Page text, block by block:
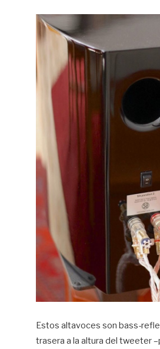
Estos altavoces son bass-
trasera a la altura del tweeter